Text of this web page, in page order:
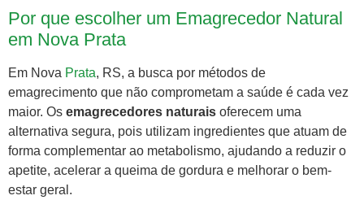
Por que escolher um Emagrecedor Natural
em Nova Prata
Em Nova Prata, RS, a busca por métodos de
emagrecimento que não comprometam a saúde é cada vez
maior. Os emagrecedores naturais oferecem uma
alternativa segura, pois utilizam ingredientes que atuam de
forma complementar ao metabolismo, ajudando a reduzir o
apetite, acelerar a queima de gordura e melhorar o bem-
estar geral.